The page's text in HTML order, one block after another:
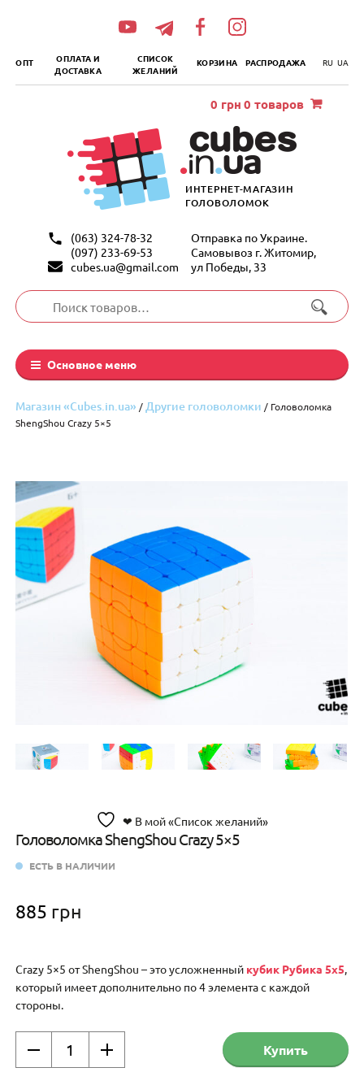
ОПТ
ОПЛАТА И
ДОСТАВКА
СПИСОК
ЖЕЛАНИЙ
КОРЗИНА РАСПРОДАЖА RU UA
ИНТЕРНЕТ-МАГАЗИН
ГОЛОВОЛОМОК
(063) 324-78-32
(097) 233-69-53
cubes.ua@gmail.com
Отправка по Украине.
Самовывоз г. Житомир,
ул Победы, 33
Искать:
Основное меню
0 грн 0 товаров
Магазин «Cubes.in.ua» / Другие головоломки / Головоломка
ShengShou Crazy 5×5
❤ В мой «Список желаний»
Головоломка ShengShou Crazy 5×5
ЕСТЬ В НАЛИЧИИ
885 грн
Crazy 5×5 от ShengShou – это усложненный кубик Рубика 5х5,
который имеет дополнительно по 4 элемента с каждой
стороны.
Купить